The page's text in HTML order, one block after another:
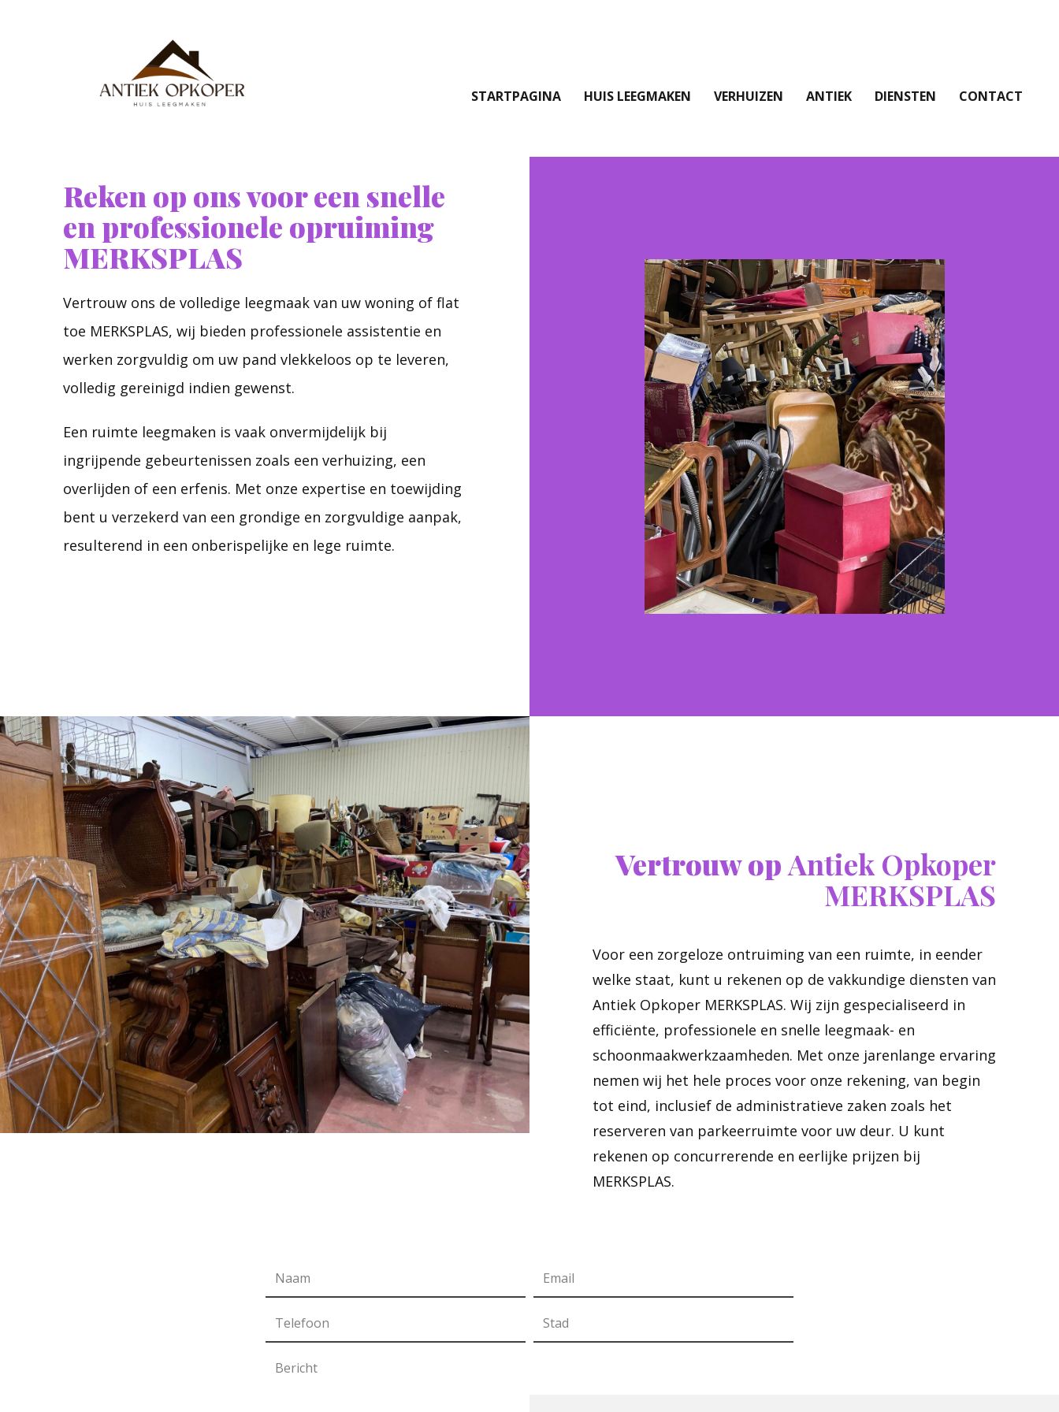
STARTPAGINA HUIS LEEGMAKEN VERHUIZEN ANTIEK DIENSTEN CONTACT
Reken op ons voor een snelle
en professionele opruiming
MERKSPLAS
Vertrouw ons de volledige leegmaak van uw woning of flat
toe MERKSPLAS, wij bieden professionele assistentie en
werken zorgvuldig om uw pand vlekkeloos op te leveren,
volledig gereinigd indien gewenst.
Een ruimte leegmaken is vaak onvermijdelijk bij
ingrijpende gebeurtenissen zoals een verhuizing, een
overlijden of een erfenis. Met onze expertise en toewijding
bent u verzekerd van een grondige en zorgvuldige aanpak,
resulterend in een onberispelijke en lege ruimte.
Vertrouw opAntiek Opkoper
MERKSPLAS
Voor een zorgeloze ontruiming van een ruimte, in eender
welke staat, kunt u rekenen op de vakkundige diensten van
Antiek Opkoper MERKSPLAS. Wij zijn gespecialiseerd in
efficiënte, professionele en snelle leegmaak- en
schoonmaakwerkzaamheden. Met onze jarenlange ervaring
nemen wij het hele proces voor onze rekening, van begin
tot eind, inclusief de administratieve zaken zoals het
reserveren van parkeerruimte voor uw deur. U kunt
rekenen op concurrerende en eerlijke prijzen bij
MERKSPLAS.